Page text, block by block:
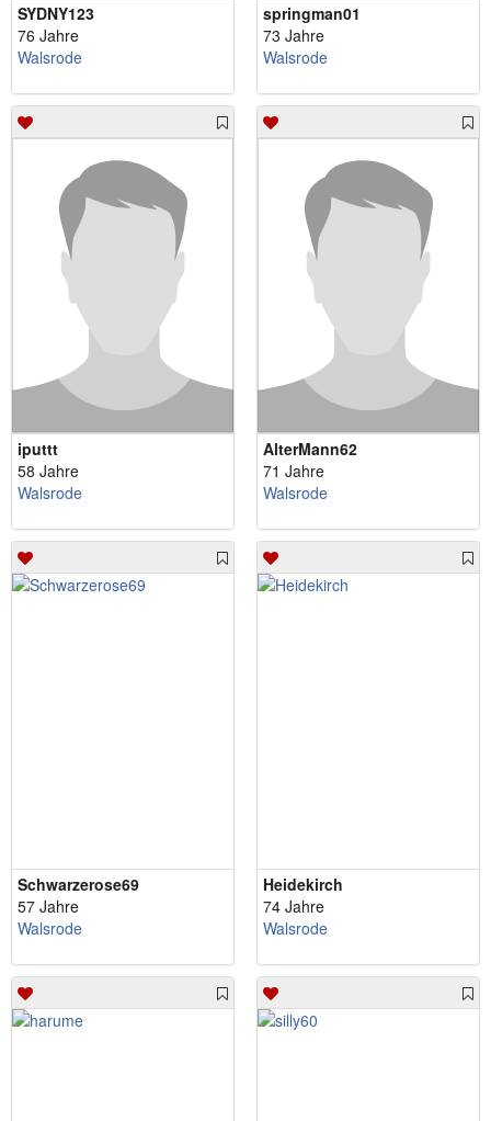
SYDNY123
76 Jahre
Walsrode
springman01
73 Jahre
Walsrode
iputtt
58 Jahre
Walsrode
AlterMann62
71 Jahre
Walsrode
Schwarzerose69
57 Jahre
Walsrode
Heidekirch
74 Jahre
Walsrode